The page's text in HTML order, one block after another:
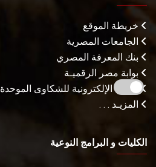
خريطة الموقع
الجامعات المصرية
بنك المعرفة المصري
بوابة مصر الرقميـة
البوابة الإلكترونية للشكاوى الموحدة
المزيـد . . .
الكليات و البرامج النوعية